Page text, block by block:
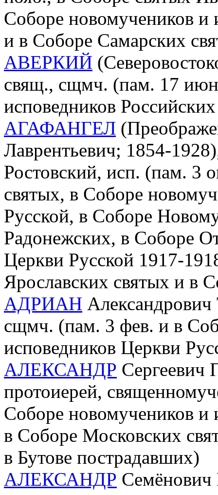
Соборе новомучеников и
и в Соборе Самарских
АВЕРКИЙ
свящ., сщмч. (пам. 17
исповедников
АГАФАНГЕЛ
Лаврентьевич; 1854-
Ростовский, исп. (пам. 3
святых, в Соборе
Русской, в Соборе
Радонежских, в Соборе
Церкви Русской 1917-
Ярославских святых и в
АДРИАН
сщмч. (пам. 3 фев. и в
исповедников Церкви
АЛЕКСАНДР Сергеевич
протоиерей,
Соборе новомучеников и
в Соборе Московских
в Бутове пострадавших)
АЛЕКСАНДР Семёнович